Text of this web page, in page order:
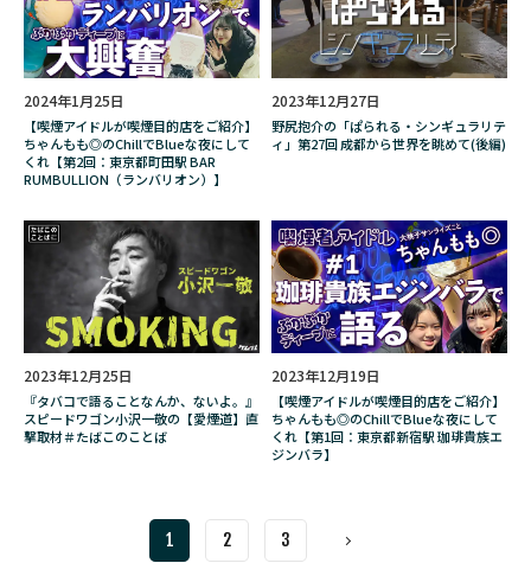
2024年1月25日
【喫煙アイドルが喫煙目的店をご紹介】
ちゃんもも◎のChillでBlueな夜にして
くれ【第2回：東京都町田駅 BAR
RUMBULLION（ランバリオン）】
2023年12月27日
野尻抱介の「ぱられる・シンギュラリテ
ィ」第27回 成都から世界を眺めて(後編)
2023年12月25日
『タバコで語ることなんか、ないよ。』
スピードワゴン小沢一敬の【愛煙道】直
撃取材＃たばこのことば
2023年12月19日
【喫煙アイドルが喫煙目的店をご紹介】
ちゃんもも◎のChillでBlueな夜にして
くれ【第1回：東京都新宿駅 珈琲貴族エ
ジンバラ】
1 2 3 Next